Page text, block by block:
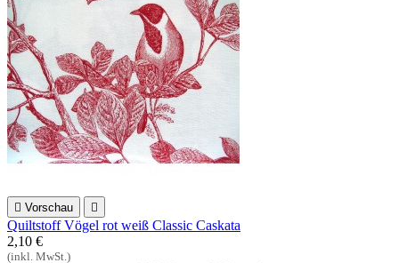
 Vorschau 
Quiltstoff Vögel rot weiß Classic Caskata
2,10 €
(inkl. MwSt.)